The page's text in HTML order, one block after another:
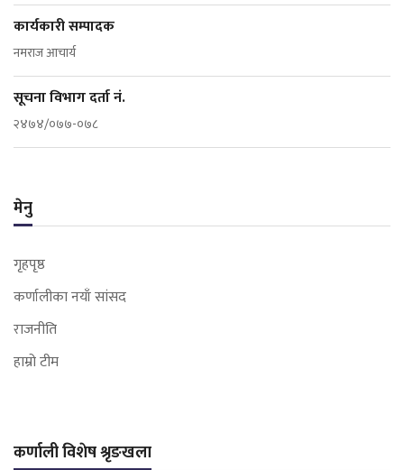
कार्यकारी सम्पादक
नमराज आचार्य
सूचना विभाग दर्ता नं.
२४७४/०७७-०७८
मेनु
गृहपृष्ठ
कर्णालीका नयाँ सांसद
राजनीति
हाम्रो टीम
कर्णाली विशेष श्रृङखला